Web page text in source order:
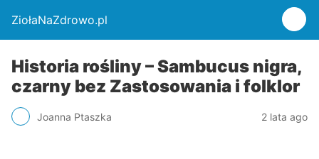
ZiołaNaZdrowo.pl
Historia rośliny – Sambucus nigra,
czarny bez Zastosowania i folklor
Joanna Ptaszka 2 lata ago